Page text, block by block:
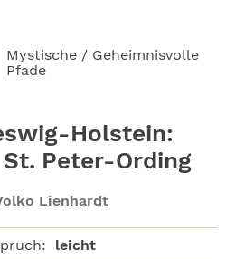
Mystische / Geheimnisvolle
Pfade
Holstein:
Peter-Ording
Lienhardt
leicht